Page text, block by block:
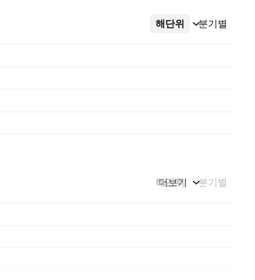
해단위 분기별
더보기
해단위 분기별
더보기